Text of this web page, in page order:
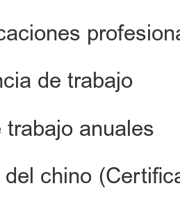
de trabajo
anuales
chino